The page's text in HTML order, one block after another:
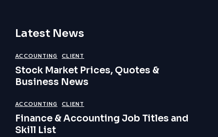
Latest News
ACCOUNTING CLIENT
Stock Market Prices, Quotes &
Business News
ACCOUNTING CLIENT
Finance & Accounting Job Titles and
Skill List